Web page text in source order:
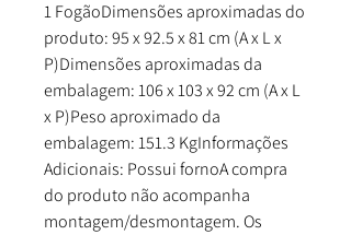
1 FogãoDimensões aproximadas do
produto: 95 x 92.5 x 81 cm (A x L x
P)Dimensões aproximadas da
embalagem: 106 x 103 x 92 cm (A x L
x P)Peso aproximado da
embalagem: 151.3 KgInformações
Adicionais: Possui fornoA compra
do produto não acompanha
montagem/desmontagem. Os